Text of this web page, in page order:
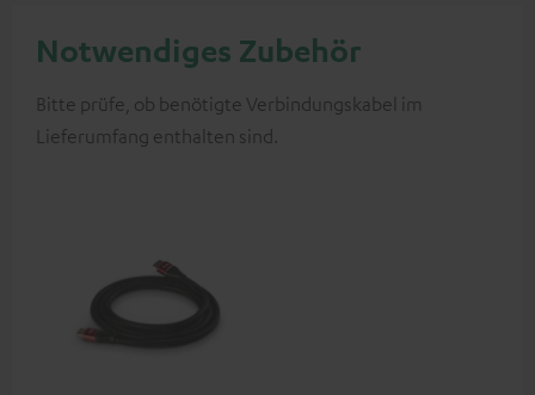
Notwendiges Zubehör
Bitte prüfe, ob benötigte Verbindungskabel im
Lieferumfang enthalten sind.